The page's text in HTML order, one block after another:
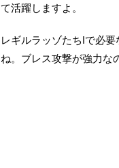
て活躍しますよ。
レギルラッゾたちIで必
ね。ブレス攻撃が強力な